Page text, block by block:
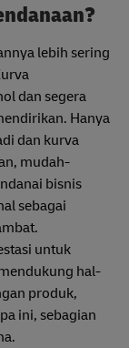
lebih sering
dan segera
Hanya
dan kurva
mudah-
bisnis
sebagai
untuk
hal-
produk,
ini, sebagian